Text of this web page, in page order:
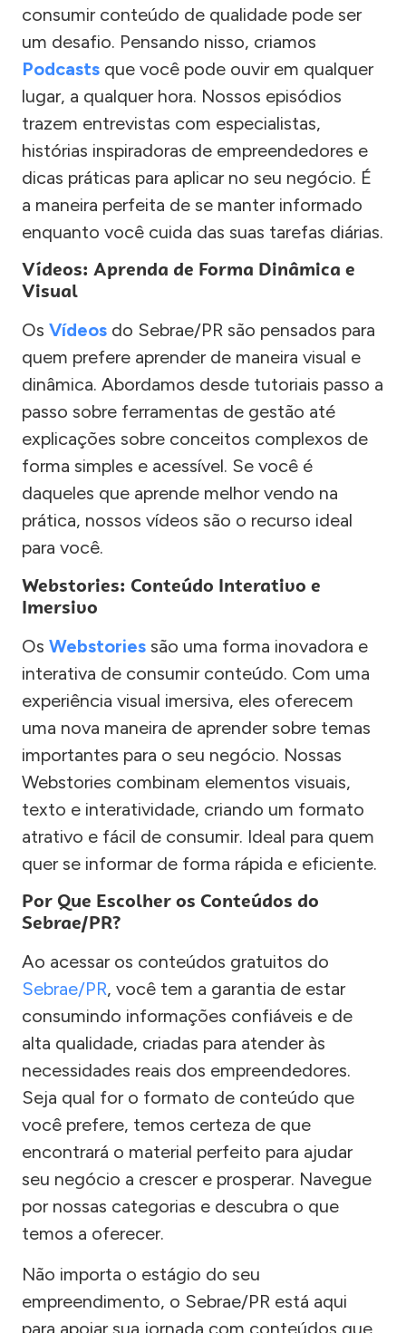
consumir conteúdo de qualidade pode ser
um desafio. Pensando nisso, criamos
Podcasts que você pode ouvir em qualquer
lugar, a qualquer hora. Nossos episódios
trazem entrevistas com especialistas,
histórias inspiradoras de empreendedores e
dicas práticas para aplicar no seu negócio. É
a maneira perfeita de se manter informado
enquanto você cuida das suas tarefas diárias.
Vídeos: Aprenda de Forma Dinâmica e
Visual
Os Vídeos do Sebrae/PR são pensados para
quem prefere aprender de maneira visual e
dinâmica. Abordamos desde tutoriais passo a
passo sobre ferramentas de gestão até
explicações sobre conceitos complexos de
forma simples e acessível. Se você é
daqueles que aprende melhor vendo na
prática, nossos vídeos são o recurso ideal
para você.
Webstories: Conteúdo Interativo e
Imersivo
Os Webstories são uma forma inovadora e
interativa de consumir conteúdo. Com uma
experiência visual imersiva, eles oferecem
uma nova maneira de aprender sobre temas
importantes para o seu negócio. Nossas
Webstories combinam elementos visuais,
texto e interatividade, criando um formato
atrativo e fácil de consumir. Ideal para quem
quer se informar de forma rápida e eficiente.
Por Que Escolher os Conteúdos do
Sebrae/PR?
Ao acessar os conteúdos gratuitos do
Sebrae/PR, você tem a garantia de estar
consumindo informações confiáveis e de
alta qualidade, criadas para atender às
necessidades reais dos empreendedores.
Seja qual for o formato de conteúdo que
você prefere, temos certeza de que
encontrará o material perfeito para ajudar
seu negócio a crescer e prosperar. Navegue
por nossas categorias e descubra o que
temos a oferecer.
Não importa o estágio do seu
empreendimento, o Sebrae/PR está aqui
para apoiar sua jornada com conteúdos que